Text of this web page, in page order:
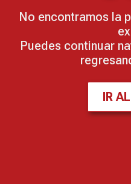
No encontramos la
Puedes continuar
IR